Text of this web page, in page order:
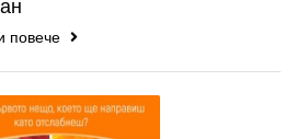
повече